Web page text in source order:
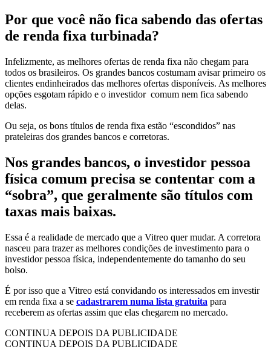
Por que você não fica sabendo das ofertas
de renda fixa turbinada?
Infelizmente, as melhores ofertas de renda fixa não chegam para
todos os brasileiros. Os grandes bancos costumam avisar primeiro os
clientes endinheirados das melhores ofertas disponíveis. As melhores
opções esgotam rápido e o investidor comum nem fica sabendo
delas.
Ou seja, os bons títulos de renda fixa estão “escondidos” nas
prateleiras dos grandes bancos e corretoras.
Nos grandes bancos, o investidor pessoa
física comum precisa se contentar com a
“sobra”, que geralmente são títulos com
taxas mais baixas.
Essa é a realidade de mercado que a Vitreo quer mudar. A corretora
nasceu para trazer as melhores condições de investimento para o
investidor pessoa física, independentemente do tamanho do seu
bolso.
É por isso que a Vitreo está convidando os interessados em investir
em renda fixa a se cadastrarem numa lista gratuita para
receberem as ofertas assim que elas chegarem no mercado.
CONTINUA DEPOIS DA PUBLICIDADE
CONTINUA DEPOIS DA PUBLICIDADE